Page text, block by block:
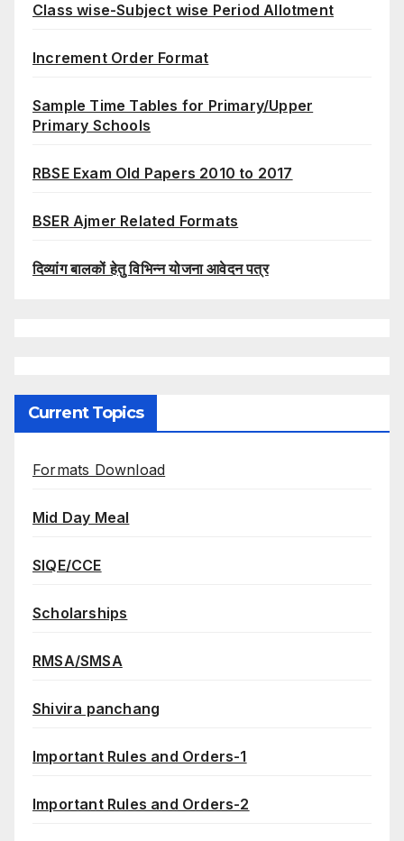
Class wise-Subject wise Period Allotment
Increment Order Format
Sample Time Tables for Primary/Upper
Primary Schools
RBSE Exam Old Papers 2010 to 2017
BSER Ajmer Related Formats
दिव्यांग बालकों हेतु विभिन्न योजना आवेदन पत्र
Current Topics
Formats Download
Mid Day Meal
SIQE/CCE
Scholarships
RMSA/SMSA
Shivira panchang
Important Rules and Orders-1
Important Rules and Orders-2